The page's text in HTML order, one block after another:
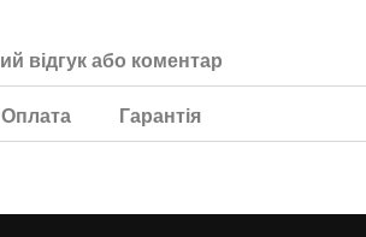
відгук або коментар
Оплата Гарантія